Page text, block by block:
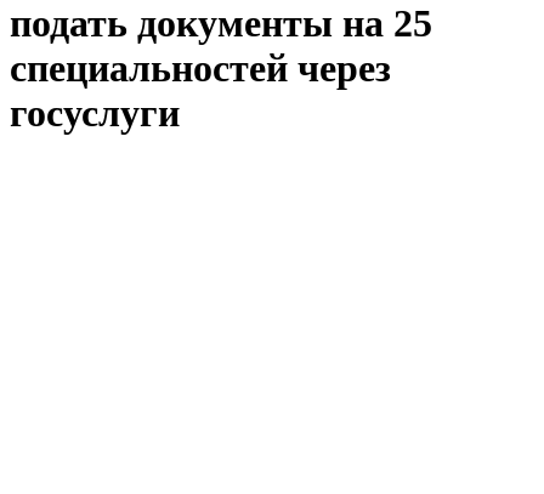
подать документы на 25
специальностей через
госуслуги